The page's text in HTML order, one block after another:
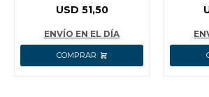
INGCO AGSB52401
USD 51,50
ENVÍO EN EL DÍA